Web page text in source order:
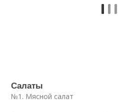
Салаты
№1. Мясной салат